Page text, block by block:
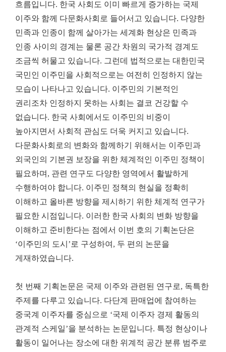
흐름입니다. 한국 사회도 이미 빠르게 증가하는 국제
이주와 함께 다문화사회로 들어서고 있습니다. 다양한
민족과 인종이 함께 살아가는 세계화 현상은 민족과
인종 사이의 경계는 물론 공간 차원의 국가적 경계도
조금씩 허물고 있습니다. 그런데 법적으로는 대한민국
국민인 이주민을 사회적으로는 여전히 인정하지 않는
모습이 나타나고 있습니다. 이주민의 기본적인
권리조차 인정하지 못하는 사회는 결코 건강할 수
없습니다. 한국 사회에서도 이주민의 비중이
높아지면서 사회적 관심도 더욱 커지고 있습니다.
다문화사회로의 변화와 함께하기 위해서는 이주민과
외국인의 기본권 보장을 위한 체계적인 이주민 정책이
필요하며 , 관련 연구도 다양한 영역에서 활발하게
수행하여야 합니다. 이주민 정책의 현실을 정확히
이해하고 올바른 방향을 제시하기 위한 체계적 연구가
필요한 시점입니다. 이러한 한국 사회의 변화 방향을
이해하고 준비한다는 점에서 이번 호의 기획논단은
‘이주민의 도시 ’ 로 구성하여 , 두 편의 논문을
게재하였습니다.
첫 번째 기획논문은 국제 이주와 관련된 연구로, 독특한
주제를 다루고 있습니다. 다단계 판매업에 참여하는
중국계 이주자를 중심으로 ‘국제 이주자 경제 활동의
관계적 스케일’을 분석하는 논문입니다. 특정 현상이나
활동이 일어나는 장소에 대한 위계적 공간 분류 범주로